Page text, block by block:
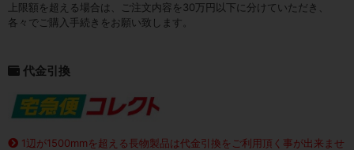
上限額を超える場合は、ご注文内容を30万円以下に分けていただき、
各々でご購入手続きをお願い致します。
代金引換
1辺が1500mmを超える長物製品は代金引換をご利用頂く事が出来ませ